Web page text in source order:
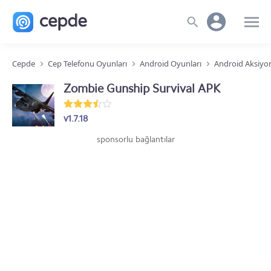
Cepde Cep Telefonu Oyunları Android Oyunları Android
Zombie Gunship Survival APK
v1.7.18
sponsorlu bağlantılar